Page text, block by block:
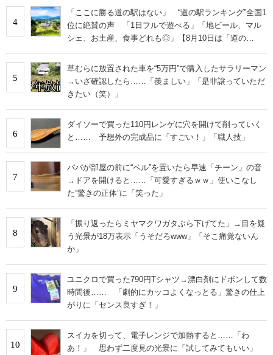
4
「ここに勝る道の駅はない」 “道の駅ランキング”全国1
位に絶賛の声 「1日フルで遊べる」「地ビール、マル
シェ、お土産、食事どれも◎」【8月10日は「道の
5
草むらに放置された車を“5万円”で購入したサラリーマン
→いざ確認したら……「羨ましい」「是非譲っていただ
きたい（笑）」
6
ダイソーで買った110円レンゲに穴を開けて削っていく
と…… 予想外の完成品に「すごい！」「職人技」
7
パパが部屋の前に“ベル”を置いたら早速「チーン」の音
→ドアを開けると……「可愛すぎるｗｗ」使いこなし
た“驚きの正体”に「笑った」
8
「振り返ったらミヤマクワガタぶら下げてた」→目を疑
う光景が18万表示「うそだろwww」「そこ痛覚ないん
か」
9
ユニクロで買った790円Tシャツ→漂白剤にドボンして数
時間後…… 「劇的にカッコよくなっとる」驚きの仕上
がりに「センス良すぎ！」
10
スイカを切って、電子レンジで加熱すると……「わ
あ！」 思わず二度見の光景に「試してみてもいい」